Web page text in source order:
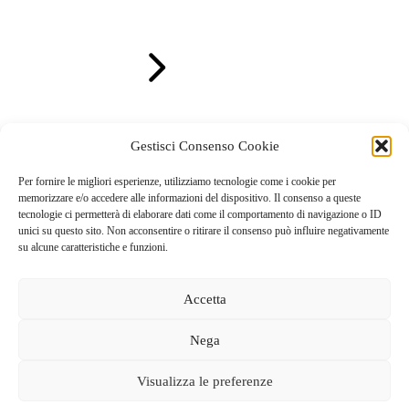
Gestisci Consenso Cookie
Per fornire le migliori esperienze, utilizziamo tecnologie come i cookie per
memorizzare e/o accedere alle informazioni del dispositivo. Il consenso a queste
tecnologie ci permetterà di elaborare dati come il comportamento di navigazione o ID
unici su questo sito. Non acconsentire o ritirare il consenso può influire negativamente
su alcune caratteristiche e funzioni.
Accetta
Nega
Visualizza le preferenze
Via Valmarina, 25 – 24123Bergamo| C.F. 04240740169 –